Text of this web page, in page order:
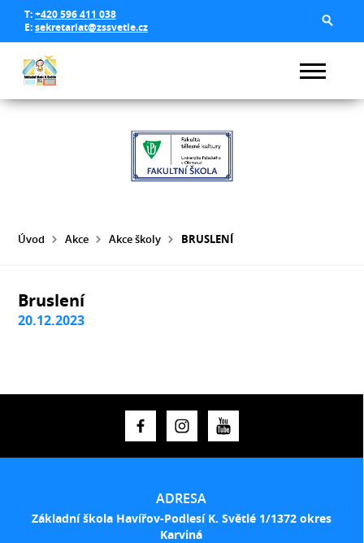
T:+420 596 411 038
E:sekretariat@zssvetle.cz
Úvod Akce Akce školy BRUSLENÍ
Bruslení
20.12.2023
ADRESA
Základní škola Havířov-Podlesí K. Světlé 1/1372 okres
Karviná